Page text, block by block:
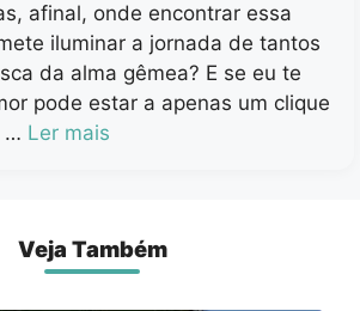
afinal, onde encontrar essa
iluminar a jornada de tantos
da alma gêmea? E se eu te
pode estar a apenas um clique
… Ler mais
Veja Também